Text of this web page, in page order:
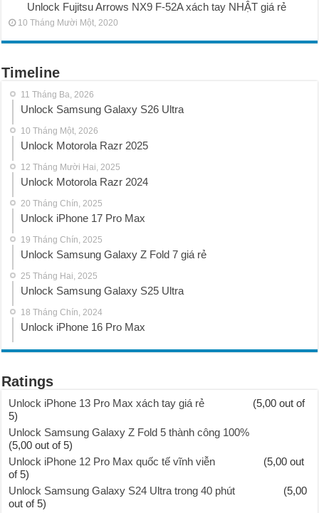
Unlock Fujitsu Arrows NX9 F-52A xách tay NHẬT giá rẻ
10 Tháng Mười Một, 2020
Timeline
11 Tháng Ba, 2026
Unlock Samsung Galaxy S26 Ultra
10 Tháng Một, 2026
Unlock Motorola Razr 2025
12 Tháng Mười Hai, 2025
Unlock Motorola Razr 2024
20 Tháng Chín, 2025
Unlock iPhone 17 Pro Max
19 Tháng Chín, 2025
Unlock Samsung Galaxy Z Fold 7 giá rẻ
25 Tháng Hai, 2025
Unlock Samsung Galaxy S25 Ultra
18 Tháng Chín, 2024
Unlock iPhone 16 Pro Max
Ratings
Unlock iPhone 13 Pro Max xách tay giá rẻ
(5,00 out of
5)
Unlock Samsung Galaxy Z Fold 5 thành công 100%
(5,00 out of 5)
Unlock iPhone 12 Pro Max quốc tế vĩnh viễn
(5,00 out
of 5)
Unlock Samsung Galaxy S24 Ultra trong 40 phút
(5,00
out of 5)